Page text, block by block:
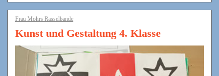
Frau Mohrs Rasselbande
Kunst und Gestaltung 4. Klasse